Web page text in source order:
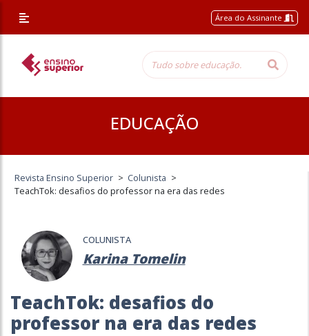
Área do Assinante
EDUCAÇÃO
Revista Ensino Superior > Colunista >
TeachTok: desafios do professor na era das redes
COLUNISTA
Karina Tomelin
TeachTok: desafios do
professor na era das redes